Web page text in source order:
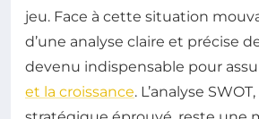
jeu. Face à cette situation
d’une analyse claire et précise
devenu indispensable pour
et la croissance. L’analyse